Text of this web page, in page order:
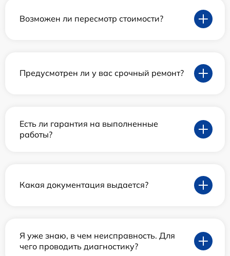
Возможен ли пересмотр стоимости?
Предусмотрен ли у вас срочный ремонт?
Есть ли гарантия на выполненные
работы?
Какая документация выдается?
Я уже знаю, в чем неисправность. Для
чего проводить диагностику?